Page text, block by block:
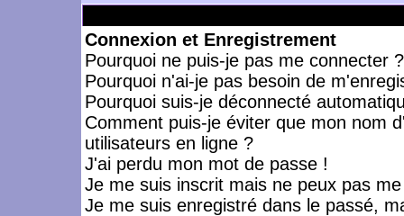
Connexion et Enregistrement
Pourquoi ne puis-je pas me connecter ?
Pourquoi n'ai-je pas besoin de
Pourquoi suis-je déconnecté
Comment puis-je éviter que mon nom
utilisateurs en ligne ?
J'ai perdu mon mot de passe !
Je me suis inscrit mais ne peux pas
Je me suis enregistré dans le passé,